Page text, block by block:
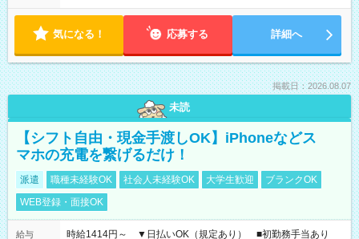
気になる！ 応募する 詳細へ
掲載日：2026.08.07
未読
【シフト自由・現金手渡しOK】iPhoneなどス
マホの充電を繋げるだけ！
派遣 職種未経験OK 社会人未経験OK 大学生歓迎
ブランクOK
WEB登録・面接OK
給与 時給1414円～ ▼日払いOK（規定あり） ■初勤務手当あり